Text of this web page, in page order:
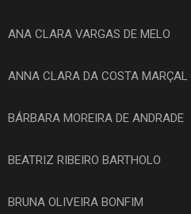
ANA CLARA VARGAS DE MELO
ANNA CLARA DA COSTA MARÇAL
BÁRBARA MOREIRA DE ANDRADE
BEATRIZ RIBEIRO BARTHOLO
BRUNA OLIVEIRA BONFIM